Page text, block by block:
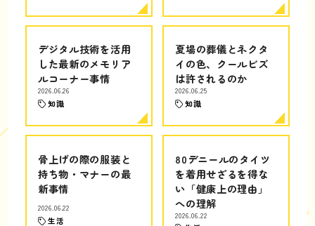
デジタル技術を活用
した最新のメモリア
ルコーナー事情
2026.06.26
知識
夏場の葬儀とネクタ
イの色、クールビズ
は許されるのか
2026.06.25
知識
骨上げの際の服装と
持ち物・マナーの最
新事情
2026.06.22
生活
80デニールのタイツ
を着用せざるを得な
い「健康上の理由」
への理解
2026.06.22